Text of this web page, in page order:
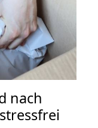
nach